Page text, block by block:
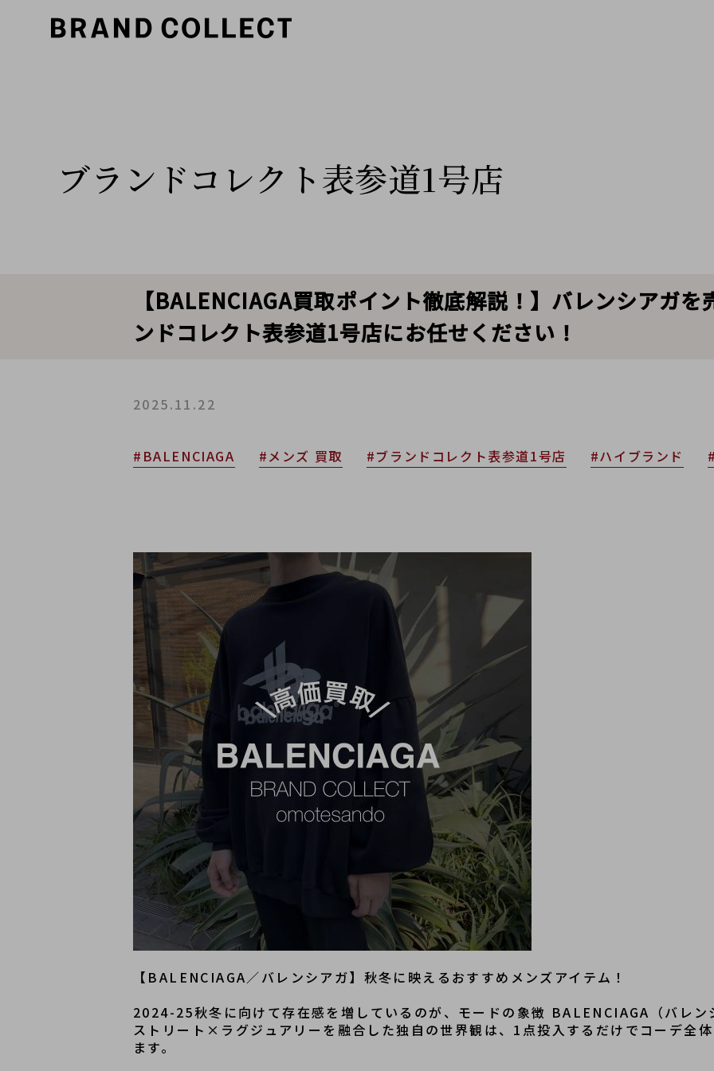
ブランドコレクト表参道1号店
【BALENCIAGA買取ポイント徹底解説！】バレンシアガ
ンドコレクト表参道1号店にお任せください！
2025.11.22
#BALENCIAGA #メンズ 買取 #ブランドコレクト表参道1号店 #ハイブランド
【BALENCIAGA／バレンシアガ】秋冬に映えるおすすめメンズアイテム！
2024-25秋冬に向けて存在感を増しているのが、モードの象徴 BALENCIAGA（バレン
ストリート×ラグジュアリーを融合した独自の世界観は、1点投入するだけでコーデ全
ます。